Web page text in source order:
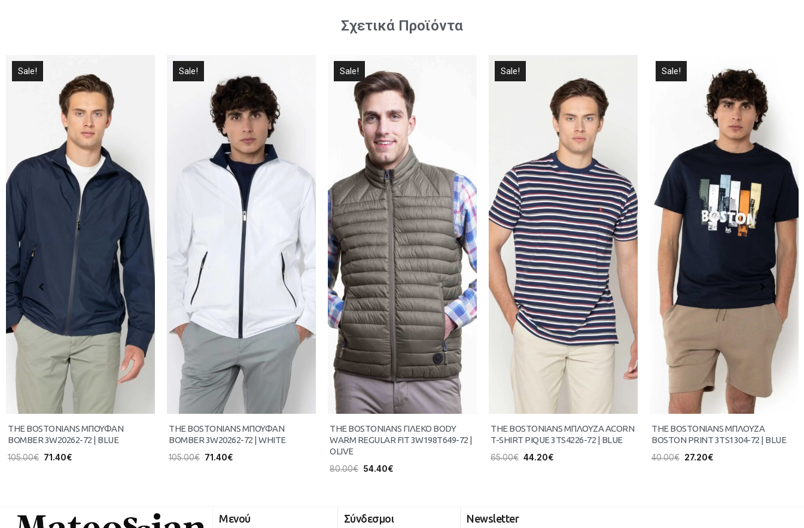
Σχετικά Προϊόντα
Sale!
THE BOSTONIANS ΜΠΟΥΦΑΝ
BOMBER 3W20262-72 | BLUE
105.00€ 71.40€
Sale!
THE BOSTONIANS ΜΠΟΥΦΑΝ
BOMBER 3W20262-72 | WHITE
105.00€ 71.40€
Sale!
THE BOSTONIANS ΓΙΛΕΚΟ BODY
WARM REGULAR FIT 3W198T649-72 |
OLIVE
80.00€ 54.40€
Sale!
THE BOSTONIANS ΜΠΛΟΥΖΑ ACORN
T-SHIRT PIQUE 3TS4226-72 | BLUE
65.00€ 44.20€
Sale!
THE BOSTONIANS ΜΠΛΟΥΖΑ
BOSTON PRINT 3TS1304-72 | BLUE
40.00€ 27.20€
Μενού Σύνδεσμοι Newsletter